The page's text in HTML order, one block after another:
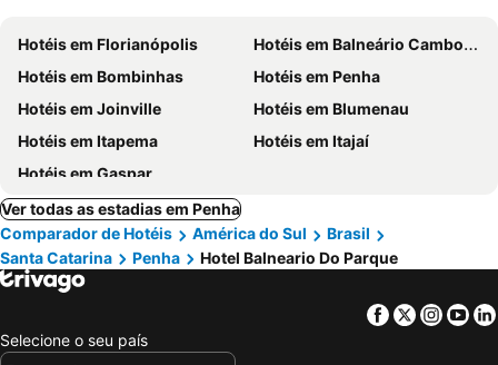
Hotéis em Florianópolis
Hotéis em Balneário Camboriú
Hotéis em Bombinhas
Hotéis em Penha
Hotéis em Joinville
Hotéis em Blumenau
Hotéis em Itapema
Hotéis em Itajaí
Hotéis em Gaspar
Ver todas as estadias em Penha
Comparador de Hotéis
América do Sul
Brasil
Santa Catarina
Penha Hotel Balneario Do Parque
Facebook
Twitter
Selecione o seu país